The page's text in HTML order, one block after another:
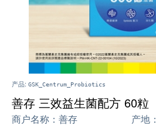
产品: GSK_Centrum_Probiotics
善存 三效益生菌配方 60粒
商户名称： 善存 产地：